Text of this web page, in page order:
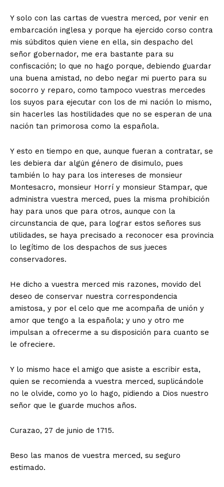
Y solo con las cartas de vuestra merced, por venir en
embarcación inglesa y porque ha ejercido corso contra
mis súbditos quien viene en ella, sin despacho del
señor gobernador, me era bastante para su
confiscación; lo que no hago porque, debiendo guardar
una buena amistad, no debo negar mi puerto para su
socorro y reparo, como tampoco vuestras mercedes
los suyos para ejecutar con los de mi nación lo mismo,
sin hacerles las hostilidades que no se esperan de una
nación tan primorosa como la española.
Y esto en tiempo en que, aunque fueran a contratar, se
les debiera dar algún género de disimulo, pues
también lo hay para los intereses de monsieur
Montesacro, monsieur Horrí y monsieur Stampar, que
administra vuestra merced, pues la misma prohibición
hay para unos que para otros, aunque con la
circunstancia de que, para lograr estos señores sus
utilidades, se haya precisado a reconocer esa provincia
lo legítimo de los despachos de sus jueces
conservadores.
He dicho a vuestra merced mis razones, movido del
deseo de conservar nuestra correspondencia
amistosa, y por el celo que me acompaña de unión y
amor que tengo a la española; y uno y otro me
impulsan a ofrecerme a su disposición para cuanto se
le ofreciere.
Y lo mismo hace el amigo que asiste a escribir esta,
quien se recomienda a vuestra merced, suplicándole
no le olvide, como yo lo hago, pidiendo a Dios nuestro
señor que le guarde muchos años.
Curazao, 27 de junio de 1715.
Beso las manos de vuestra merced, su seguro
estimado.